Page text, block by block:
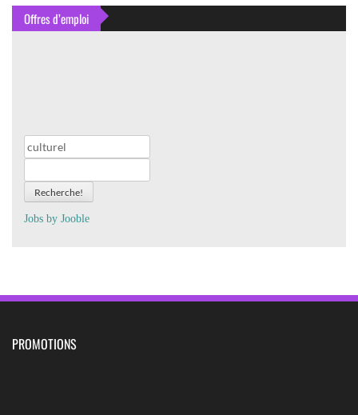
Offres d’emploi
Recherche!
Jobs by Jooble
PROMOTIONS